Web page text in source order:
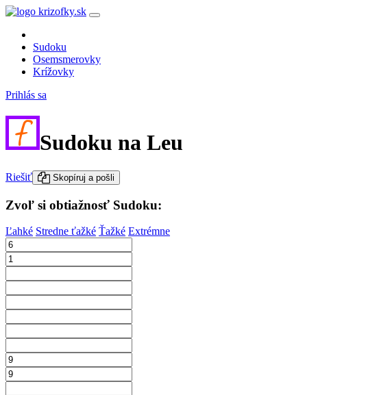
Sudoku
Osemsmerovky
Krížovky
Prihlás sa
Sudoku na Leu
Riešiť Skopíruj a pošli
Zvoľ si obtiažnosť Sudoku:
Ľahké Stredne ťažké Ťažké Extrémne